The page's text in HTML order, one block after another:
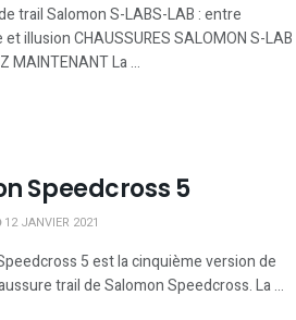
trail Salomon S-LABS-LAB : entre
illusion CHAUSSURES SALOMON S-LAB
MAINTENANT La ...
Speedcross 5
12 JANVIER 2021
5 est la cinquième version de
trail de Salomon Speedcross. La ...